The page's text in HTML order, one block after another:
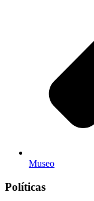
Museo
Políticas